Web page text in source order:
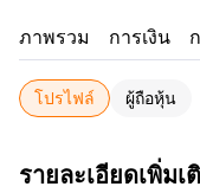
ภาพรวม การเงิน
โปรไฟล์ ผู้ถือหุ้น
รายละเอียดเพิ่ม